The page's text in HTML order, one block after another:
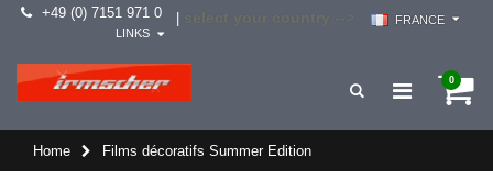
+49 (0) 7151 971 0
FRANCE
LINKS
0
Home Films décoratifs Summer Edition